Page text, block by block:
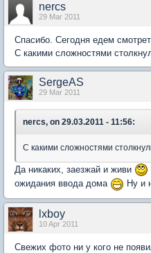
nercs
29 Mar 2011
Спасибо. Сегодня едем
С какими сложностями
SergeAS
29 Mar 2011
nercs, on 29.03.2011 - 11:56:
С какими сложностями
Да никаких, заезжай и живи
ожидания ввода дома
Ну и
lxboy
10 Apr 2011
Свежих фото ни у кого не